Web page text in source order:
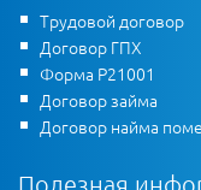
Трудовой договор
Договор ГПХ
Форма Р21001
Договор займа
Договор найма
Полезная